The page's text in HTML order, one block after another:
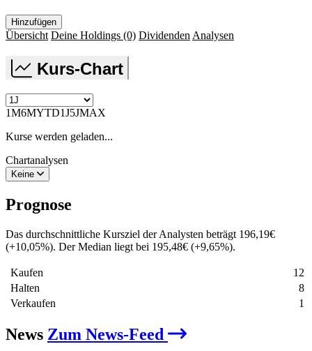
Hinzufügen
Übersicht Deine Holdings (0) Dividenden Analysen
Kurs-Chart
1M6MYTD1J5JMAX
Kurse werden geladen...
Chartanalysen
Keine
Prognose
Das durchschnittliche Kursziel der Analysten beträgt 196,19€
(+10,05%). Der Median liegt bei 195,48€ (+9,65%).
Kaufen
12
Halten
8
Verkaufen
1
News Zum News-Feed